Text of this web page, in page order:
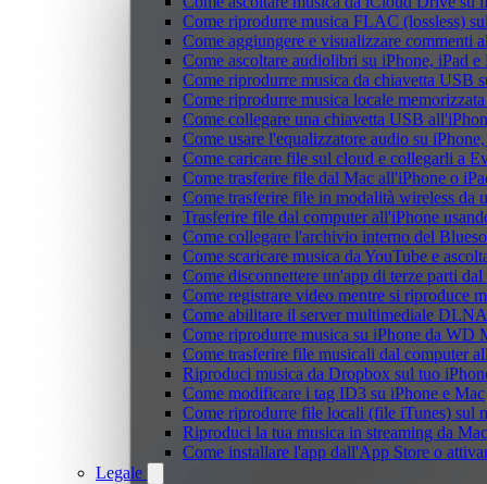
Come riprodurre musica FLAC (lossless)
Come aggiungere e visualizzare commenti
Come ascoltare audiolibri su iPhone, iPad
Come riprodurre musica da chiavetta USB
Come riprodurre musica locale
Come collegare una chiavetta USB
Come usare l'equalizzatore audio su
Come caricare file sul cloud e collegarli a
Come trasferire file dal Mac all'iPhone o
Come trasferire file in modalità wireless da
Trasferire file dal computer all'iPhone
Come collegare l'archivio interno del
Come scaricare musica da YouTube e
Come disconnettere un'app di terze parti
Come registrare video mentre si riproduce
Come abilitare il server multimediale
Come riprodurre musica su iPhone da WD
Come trasferire file musicali dal computer
Riproduci musica da Dropbox sul tuo
Come modificare i tag ID3 su iPhone e Mac
Come riprodurre file locali (file iTunes) sul
Riproduci la tua musica in streaming da
Come installare l'app dall'App Store o
Legale